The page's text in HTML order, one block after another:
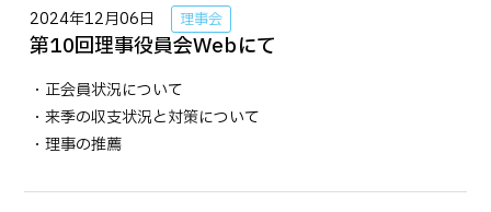
2024年12月06日 理事会
第10回理事役員会Webにて
・正会員状況について
・来季の収支状況と対策について
・理事の推薦